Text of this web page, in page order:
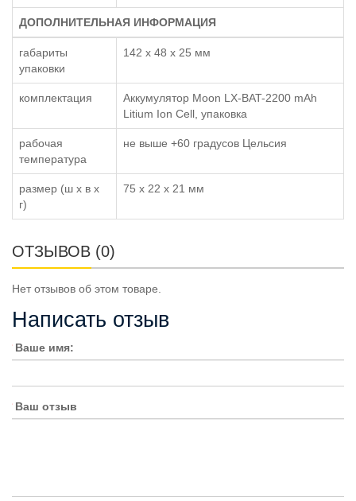
ДОПОЛНИТЕЛЬНАЯ ИНФОРМАЦИЯ
габариты
упаковки
142 x 48 x 25 мм
комплектация
Аккумулятор Moon LX-BAT-2200 mAh
Litium Ion Cell, упаковка
рабочая
температура
не выше +60 градусов Цельсия
размер (ш x в x
г)
75 x 22 x 21 мм
ОТЗЫВОВ (0)
Нет отзывов об этом товаре.
Написать отзыв
Ваше имя:
Ваш отзыв